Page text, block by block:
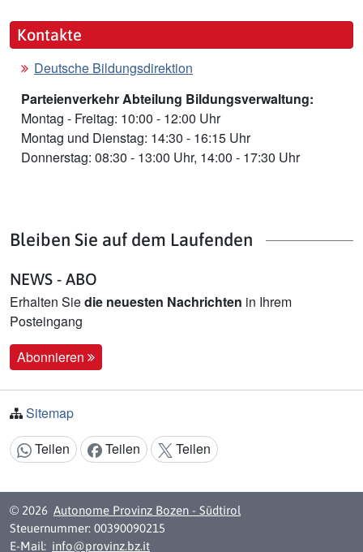
Kontakte
Deutsche Bildungsdirektion
Parteienverkehr Abteilung Bildungsverwaltung:
Montag - Freitag: 10:00 - 12:00 Uhr
Montag und Dienstag: 14:30 - 16:15 Uhr
Donnerstag: 08:30 - 13:00 Uhr, 14:00 - 17:30 Uhr
Bleiben Sie auf dem Laufenden
NEWS - ABO
Erhalten Siedie neuesten Nachrichten in Ihrem
Posteingang
Abonnieren
Sitemap
Inhalt teilen:
Teilen Teilen Teilen
© 2026 Autonome Provinz Bozen - Südtirol
Steuernummer: 00390090215
E-Mail: info@provinz.bz.it